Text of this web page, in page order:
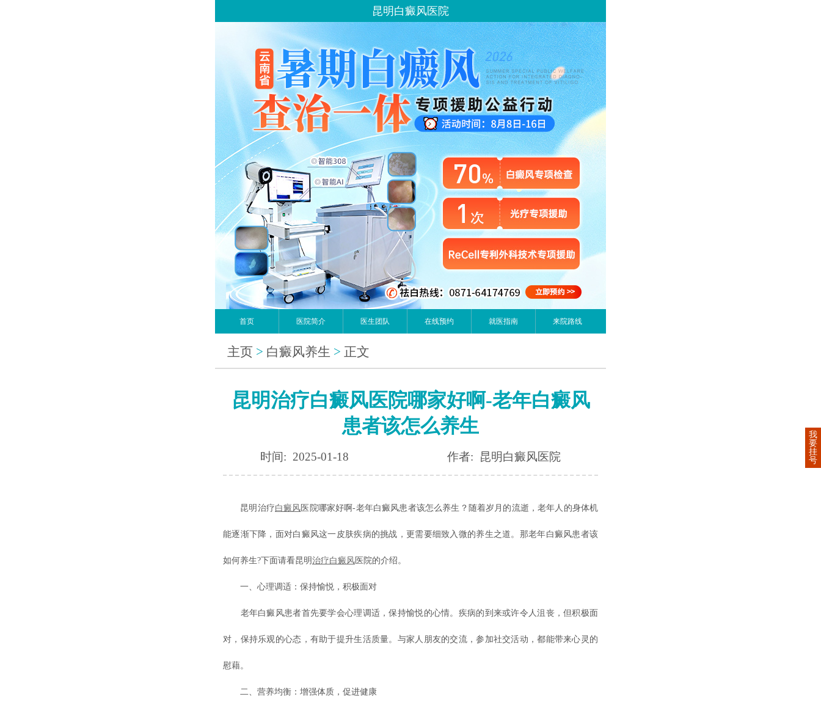
昆明白癜风医院
首页 医院简介 医生团队 在线预约 就医指南 来院路线
主页 > 白癜风养生 > 正文
昆明治疗白癜风医院哪家好啊-老年白癜风
患者该怎么养生
时间: 2025-01-18 作者: 昆明白癜风医院
昆明治疗白癜风 医院哪家好啊-老年白癜风患者该怎么养生？随着岁月的流逝，老年人的身体机
能逐渐下降，面对白癜风这一皮肤疾病的挑战，更需要细致入微的养生之道。那老年白癜风患者该
如何养生?下面请看昆明治疗白癜风 医院的介绍。
一、心理调适：保持愉悦，积极面对
老年白癜风患者首先要学会心理调适，保持愉悦的心情。疾病的到来或许令人沮丧，但积极面
对，保持乐观的心态，有助于提升生活质量。与家人朋友的交流，参加社交活动，都能带来心灵的
慰藉。
二、营养均衡：增强体质，促进健康
我
要
挂
号